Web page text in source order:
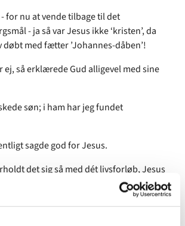
for nu at vende tilbage til det
- ja så var Jesus ikke ‘kristen’, da
døbt med fætter ’Johannes-dåben’!
ej, så erklærede Gud alligevel med sine
søn; i ham har jeg fundet
sagde god for Jesus.
det sig så med dét livsforløb, Jesus
læser vi, at han bestemt ikke vandt